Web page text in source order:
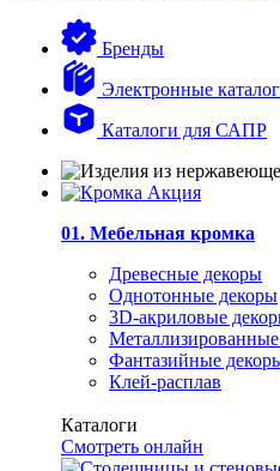
Бренды
Электронные
Каталоги для САПР
01. Мебельная кромка
Древесные декоры
Однотонные декоры
3D-акриловые
Фантазийные
Клей-расплав
Каталоги
Смотреть онлайн